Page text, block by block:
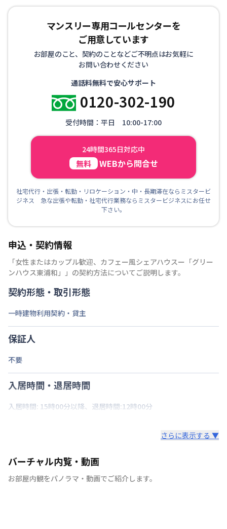
マンスリー専用コールセンターを
ご用意しています
お部屋のこと、契約のことなどご不明点はお気軽に
お問い合わせください
通話料無料で安心サポート
0120-302-190
受付時間：平日 10:00-17:00
24時間365日対応中
無料 WEBから問合せ
社宅代行・出張・転勤・リロケーション・中・長期滞在ならミスタービ
ジネス 急な出張や転勤・社宅代行業務ならミスタービジネスにお任せ
下さい。
申込・契約情報
「女性またはカップル歓迎、カフェー風シェアハウスー「グリー
ンハウス東浦和」
」の契約方法についてご説明します。
契約形態・取引形態
一時建物利用契約・貸主
保証人
不要
入居時間・退居時間
入居時間: 15時00分以降、退居時間:12時00分
さらに表示する ▼
バーチャル内覧・動画
お部屋内観をパノラマ・動画でご紹介します。